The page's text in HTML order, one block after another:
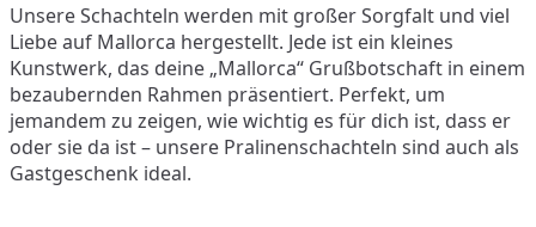
Unsere Schachteln werden mit großer Sorgfalt und viel
Liebe auf Mallorca hergestellt. Jede ist ein kleines
Kunstwerk, das deine „Mallorca“ Grußbotschaft in einem
bezaubernden Rahmen präsentiert. Perfekt, um
jemandem zu zeigen, wie wichtig es für dich ist, dass er
oder sie da ist – unsere Pralinenschachteln sind auch als
Gastgeschenk ideal.